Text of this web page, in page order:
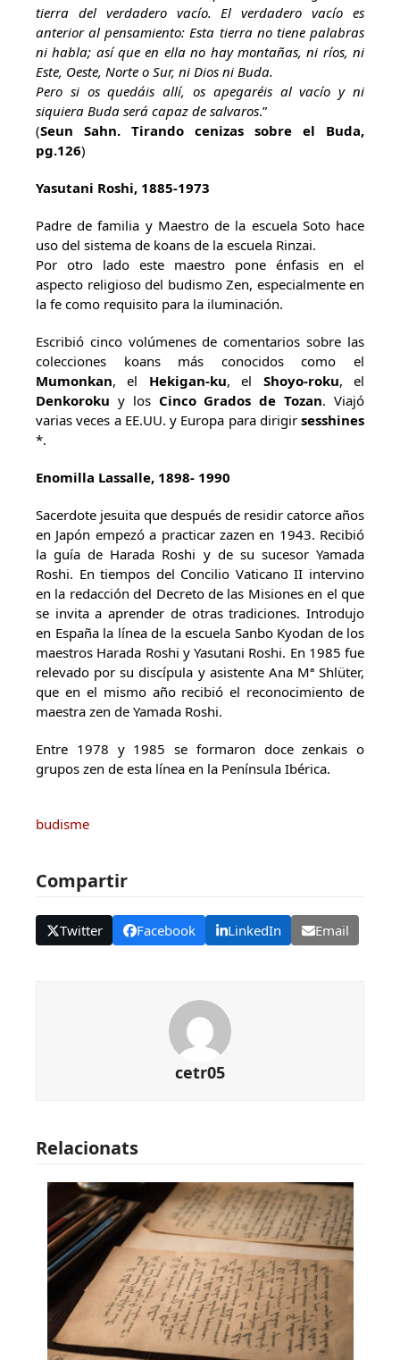
tierra del verdadero vacío. El verdadero vacío es
anterior al pensamiento: Esta tierra no tiene palabras
ni habla; así que en ella no hay montañas, ni ríos, ni
Este, Oeste, Norte o Sur, ni Dios ni Buda.
Pero si os quedáis allí, os apegaréis al vacío y ni
siquiera Buda será capaz de salvaros.”
(Seun Sahn. Tirando cenizas sobre el Buda,
pg.126)
Yasutani Roshi, 1885-1973
Padre de familia y Maestro de la escuela Soto hace
uso del sistema de koans de la escuela Rinzai.
Por otro lado este maestro pone énfasis en el
aspecto religioso del budismo Zen, especialmente en
la fe como requisito para la iluminación.
Escribió cinco volúmenes de comentarios sobre las
colecciones koans más conocidos como el
Mumonkan, el Hekigan-ku, el Shoyo-roku, el
Denkoroku y los Cinco Grados de Tozan. Viajó
varias veces a EE.UU. y Europa para dirigir sesshines
*.
Enomilla Lassalle, 1898- 1990
Sacerdote jesuita que después de residir catorce años
en Japón empezó a practicar zazen en 1943. Recibió
la guía de Harada Roshi y de su sucesor Yamada
Roshi. En tiempos del Concilio Vaticano II intervino
en la redacción del Decreto de las Misiones en el que
se invita a aprender de otras tradiciones. Introdujo
en España la línea de la escuela Sanbo Kyodan de los
maestros Harada Roshi y Yasutani Roshi. En 1985 fue
relevado por su discípula y asistente Ana Mª Shlüter,
que en el mismo año recibió el reconocimiento de
maestra zen de Yamada Roshi.
Entre 1978 y 1985 se formaron doce zenkais o
grupos zen de esta línea en la Península Ibérica.
budisme
Compartir
Twitter Facebook LinkedIn Email
cetr05
Relacionats